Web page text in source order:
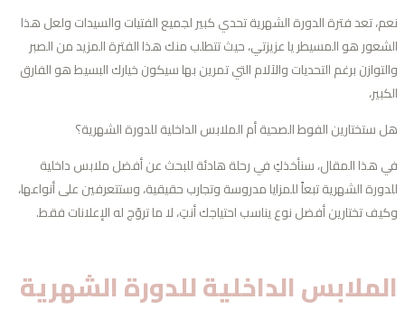
تعد فترة الدورة الشهرية تحدي كبير لجميع الفتيات والسيدات ولعل هذا
هو المسيطر يا عزيزتي، حيث تتطلب منك هذا الفترة المزيد من الصبر
برغم التحديات والآلام التي تمرين بها سيكون خيارك البسيط هو الفارق
ستختارين الفوط الصحية أم الملابس الداخلية للدورة الشهرية؟
هذا المقال، سنأخذكِ في رحلة هادئة للبحث عن أفضل ملابس داخلية
الشهرية تبعاً للمزايا مدروسة وتجارب حقيقية، وستتعرفين على أنواعها،
تختارين أفضل نوع يناسب احتياجك أنتِ، لا ما تروّج له الإعلانات فقط.
الداخلية للدورة الشهرية